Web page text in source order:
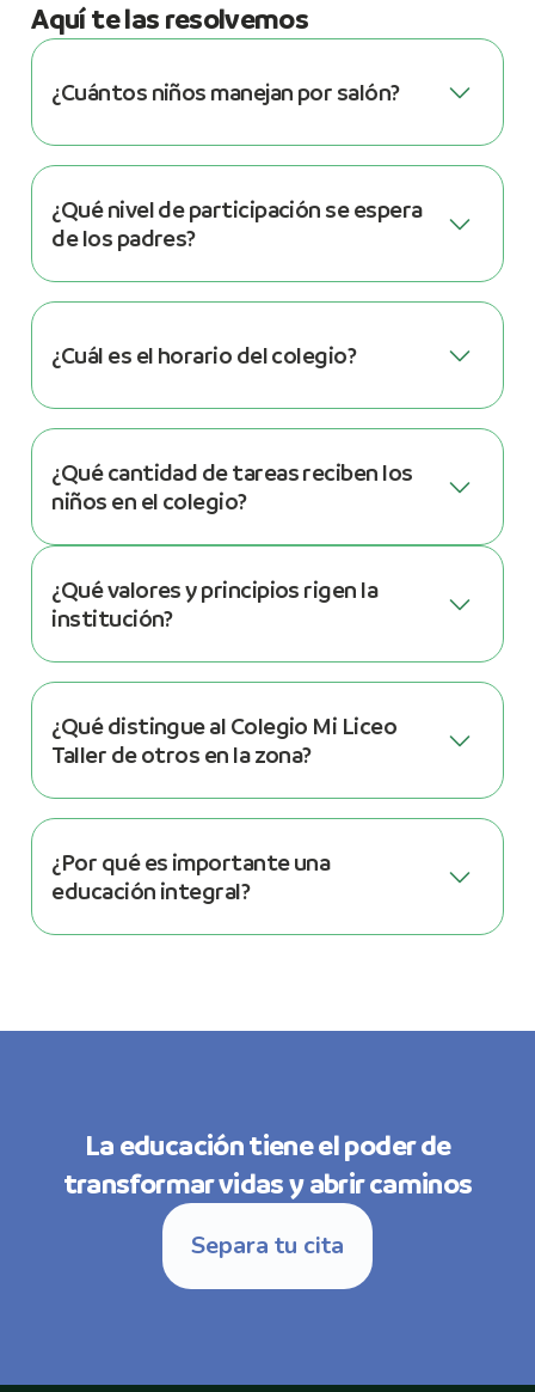
Aquí te las resolvemos
¿Cuántos niños manejan por salón?
¿Qué nivel de participación se espera
de los padres?
¿Cuál es el horario del colegio?
¿Qué cantidad de tareas reciben los
niños en el colegio?
¿Qué valores y principios rigen la
institución?
¿Qué distingue al Colegio Mi Liceo
Taller de otros en la zona?
¿Por qué es importante una
educación integral?
La educación tiene el poder de
transformar vidas y abrir caminos
Separa tu cita